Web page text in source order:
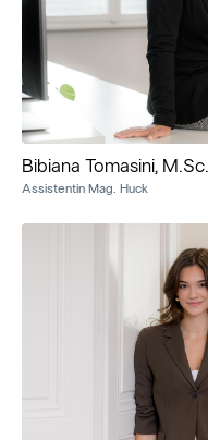
Bibiana Tomasini, M.Sc.
Assistentin Mag. Huck